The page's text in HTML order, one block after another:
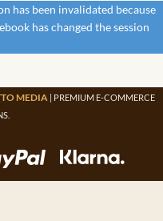
has been invalidated because
has changed the session
MEDIA | PREMIUM E-COMMERCE